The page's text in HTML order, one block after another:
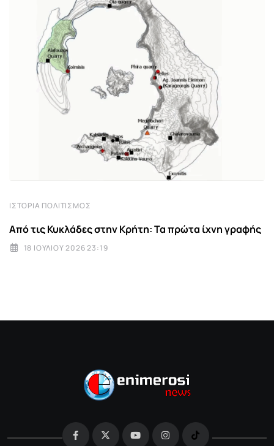
ΙΣΤΟΡΊΑ ΠΟΛΙΤΙΣΜΌΣ
Από τις Κυκλάδες στην Κρήτη: Τα πρώτα ίχνη γραφής
18 ΙΟΥΛΊΟΥ 2026 23:19